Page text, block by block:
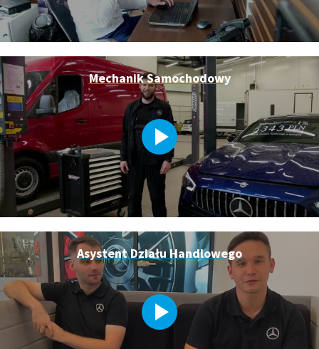
Mechanik Samochodowy
Asystent Działu Handlowego